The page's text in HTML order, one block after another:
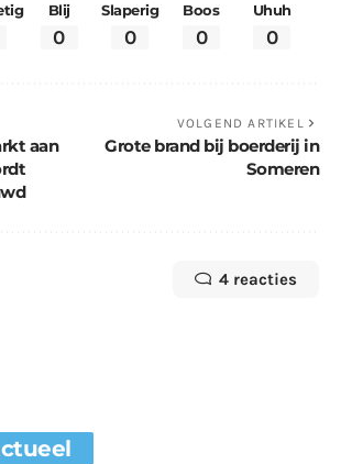
Blij
0
Slaperig
0
Boos
0
Uhuh
0
aan
VOLGEND ARTIKEL
Grote brand bij boerderij in
Someren
4 reacties